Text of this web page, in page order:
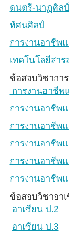
ดนตรี-นาฏศิลป์
ทัศนศิลป์
การงานอาชีพ
เทคโนโลยีสา
ข้อสอบวิชากา
การงานอาชีพ
การงานอาชีพ
การงานอาชีพ
การงานอาชีพ
การงานอาชีพ
การงานอาชีพ
ข้อสอบวิชาอา
อาเซียน ป.2
อาเซียน ป.3